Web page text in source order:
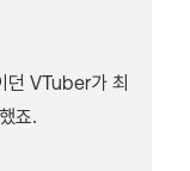
던 VTuber가 최
죠.